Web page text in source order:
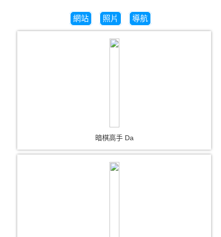
網站 照片 導航
暗棋高手 Da